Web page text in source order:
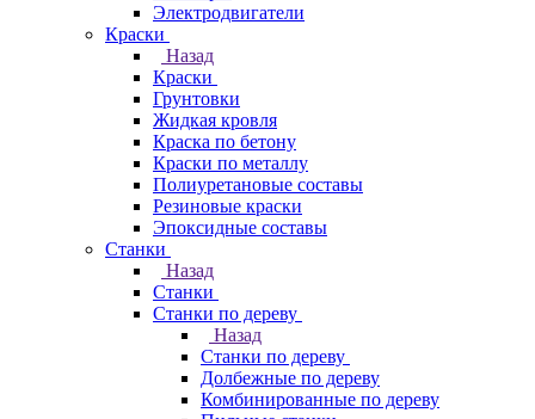
Электродвигатели
Краски
Назад
Краски
Грунтовки
Жидкая кровля
Краска по бетону
Краски по металлу
Полиуретановые составы
Резиновые краски
Эпоксидные составы
Станки
Назад
Станки
Станки по дереву
Назад
Станки по дереву
Долбежные по дереву
Комбинированные по дереву